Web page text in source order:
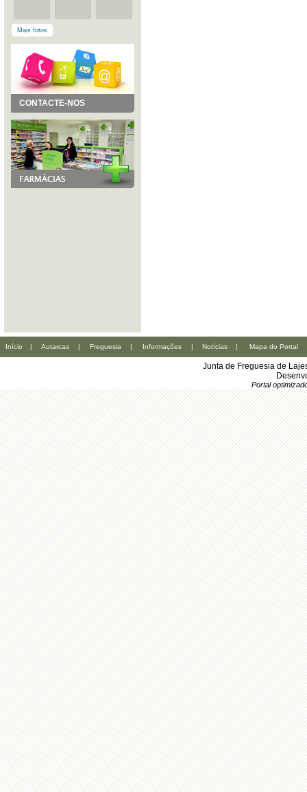
Mais fotos
CONTACTE-NOS
Início | Autarcas | Freguesia | Informações | Notícias | Mapa do Portal
Junta de Freguesia de
Portal